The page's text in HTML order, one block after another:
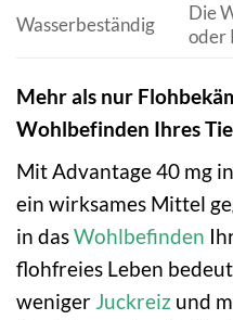
Wasserbeständig
Die
oder
Mehr als nur
Wohlbefinden Ihres
Mit Advantage 40 mg
ein wirksames Mittel
in dasWohlbefinden
flohfreies Leben
weniger Juckreiz und